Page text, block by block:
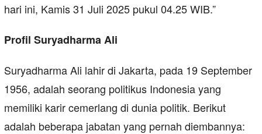
hari ini, Kamis 31 Juli 2025 pukul 04.25 WIB.”
Profil Suryadharma Ali
Suryadharma Ali lahir di Jakarta, pada 19 September
1956, adalah seorang politikus Indonesia yang
memiliki karir cemerlang di dunia politik. Berikut
adalah beberapa jabatan yang pernah diembannya: